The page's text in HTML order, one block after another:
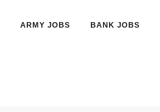
ARMY JOBS BANK JOBS